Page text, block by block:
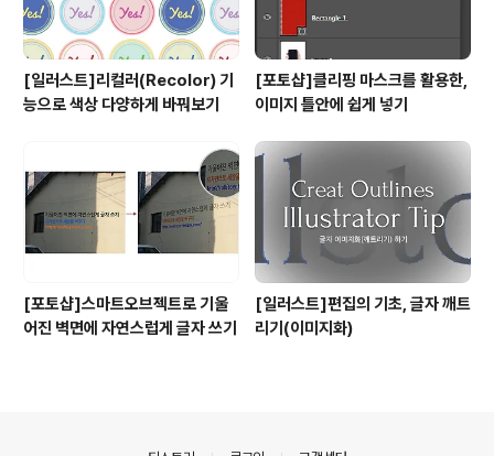
[일러스트]리컬러(Recolor) 기
능으로 색상 다양하게 바꿔보기
[포토샵]클리핑 마스크를 활용한,
이미지 틀안에 쉽게 넣기
[포토샵]스마트오브젝트로 기울
어진 벽면에 자연스럽게 글자 쓰기
[일러스트]편집의 기초, 글자 깨트
리기(이미지화)